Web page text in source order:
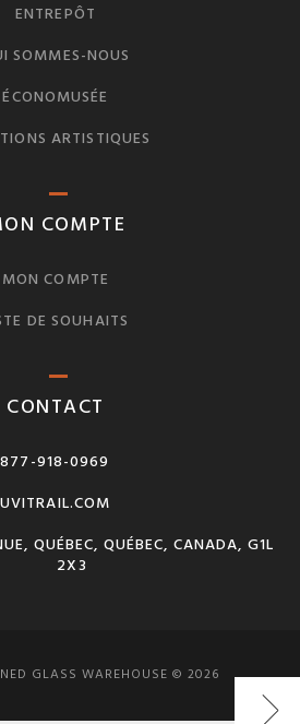
ENTREPÔT
SOMMES-NOUS
ÉCONOMUSÉE
ARTISTIQUES
COMPTE
MON COMPTE
DE SOUHAITS
CONTACT
918-0969
QUÉBEC, QUÉBEC, CANADA, G1L
2X3
GLASS WAREHOUSE © 2026